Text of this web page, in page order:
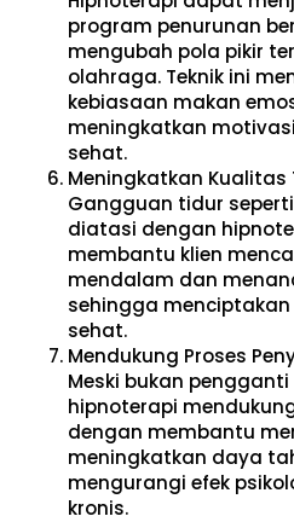
program penurunan
mengubah pola pikir
olahraga. Teknik ini
kebiasaan makan
meningkatkan
sehat.
Meningkatkan Kualitas
Gangguan tidur
diatasi dengan
membantu klien
mendalam dan
sehingga
sehat.
Mendukung Proses
Meski bukan
hipnoterapi
dengan membantu
meningkatkan daya
mengurangi efek
kronis.